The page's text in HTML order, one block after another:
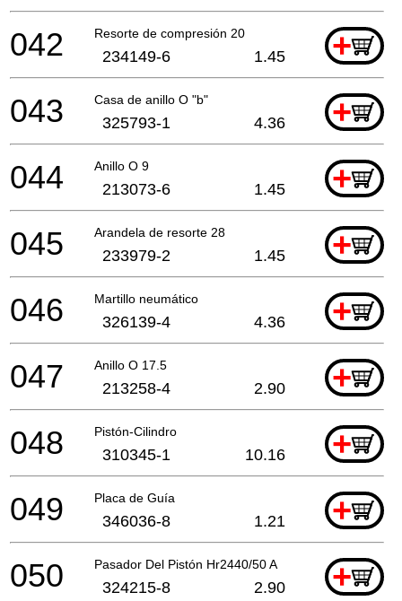
Resorte de compresión 20 +
042 234149-6 1.45
Casa de anillo O "b" +
043 325793-1 4.36
Anillo O 9 +
044 213073-6 1.45
Arandela de resorte 28 +
045 233979-2 1.45
Martillo neumático +
046 326139-4 4.36
Anillo O 17.5 +
047 213258-4 2.90
Pistón-Cilindro +
048 310345-1 10.16
Placa de Guía +
049 346036-8 1.21
Pasador Del Pistón Hr2440/50 A +
050 324215-8 2.90